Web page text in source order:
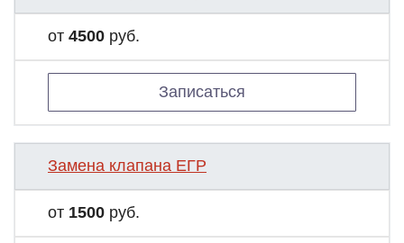
от 4500 руб.
Записаться
Замена клапана ЕГР
от 1500 руб.